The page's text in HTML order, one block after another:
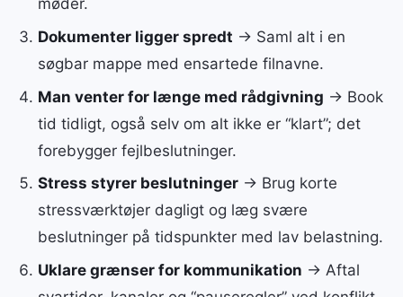
møder.
Dokumenter ligger spredt → Saml alt i en
søgbar mappe med ensartede filnavne.
Man venter for længe med rådgivning → Book
tid tidligt, også selv om alt ikke er “klart”; det
forebygger fejlbeslutninger.
Stress styrer beslutninger→ Brug korte
stressværktøjer dagligt og læg svære
beslutninger på tidspunkter med lav belastning.
Uklare grænser for kommunikation → Aftal